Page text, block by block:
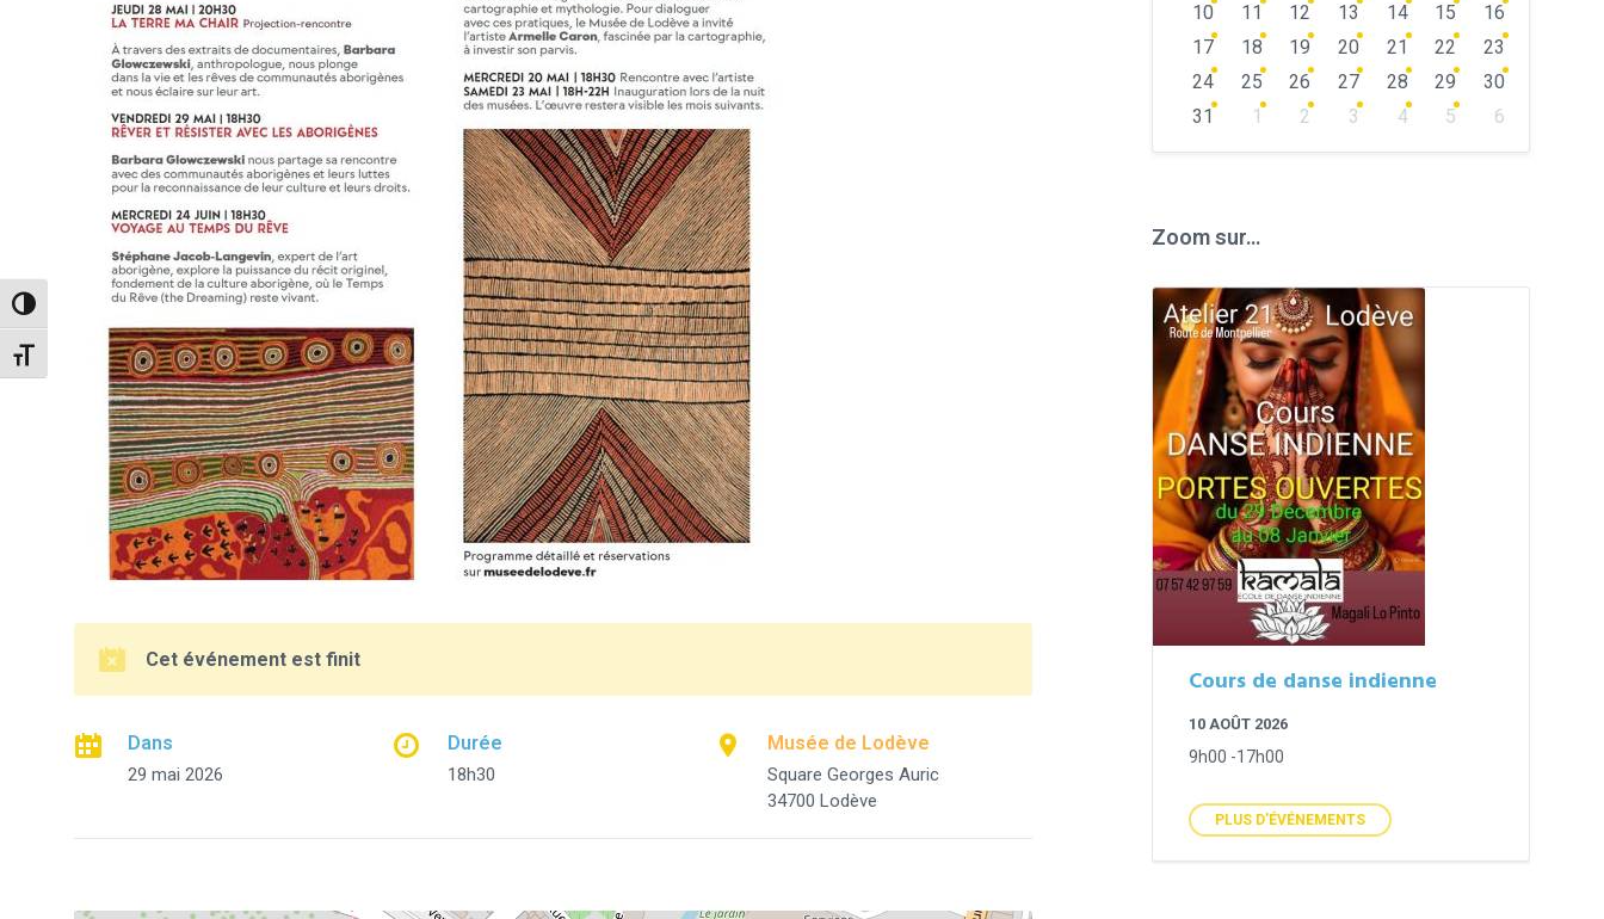
Passer en contraste élevé
Changer la taille de la police
Cet événement est finit
Dans
29 mai 2026
Durée
18h30
Musée de Lodève
Square Georges Auric
34700 Lodève
10
11 12 13 14 15
16
17
18 19 20 21 22
23
24
25 26 27 28 29
30
31
1 2 3 4 5
6
Zoom sur…
Cours de danse indienne
10 AOÛT 2026
9h00 -17h00
PLUS D'ÉVÉNEMENTS